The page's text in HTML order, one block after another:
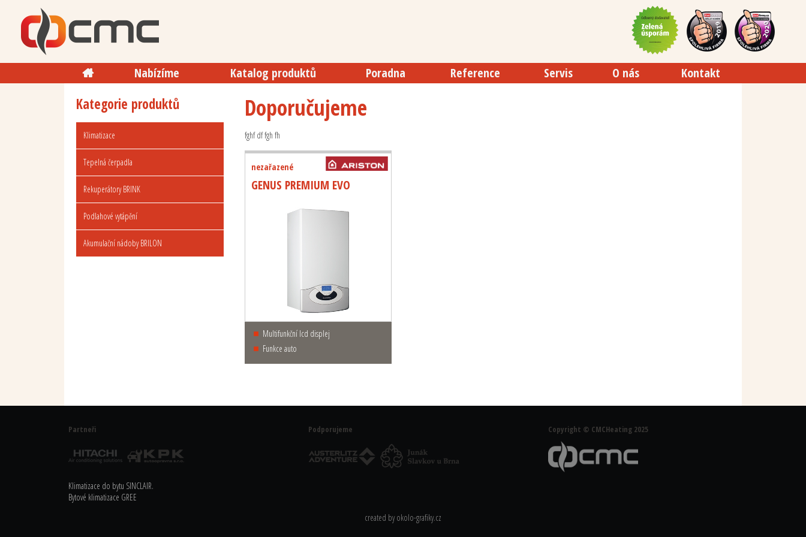
Nabízíme Katalog produktů Poradna Reference Servis O nás Kontakt
Kategorie produktů
Klimatizace
Tepelná čerpadla
Rekuperátory BRINK
Podlahové vytápění
Akumulační nádoby BRILON
Doporučujeme
fghf df fgh fh
nezařazené
GENUS PREMIUM EVO
multifunkční lcd displej
funkce auto
Partneři
Klimatizace do bytu SINCLAIR.
Bytové klimatizace GREE
Podporujeme Copyright © CMCHeating 2025
created byokolo-grafiky.cz